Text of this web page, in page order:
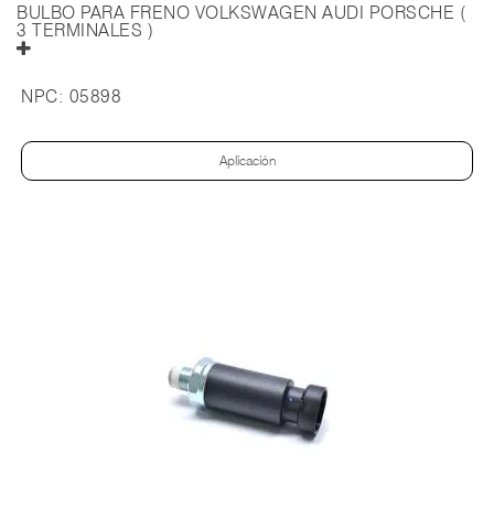
BULBO PARA FRENO VOLKSWAGEN AUDI PORSCHE (
3 TERMINALES )
NPC: 05898
Aplicación